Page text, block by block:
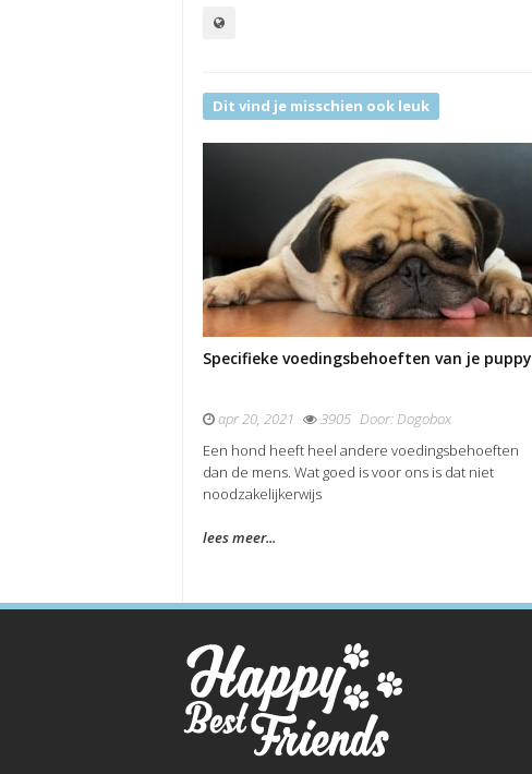
Dit vind je misschien ook leuk
Specifieke voedingsbehoeften van je puppy
apr 20, 2021 3905 Door:Dogobox
Een hond heeft heel andere voedingsbehoeften
dan de mens. Wat goed is voor ons is dat niet
noodzakelijkerwijs
lees meer...